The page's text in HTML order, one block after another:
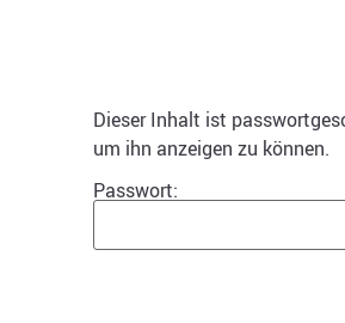
Dieser Inhalt ist
um ihn anzeigen zu können.
Passwort: